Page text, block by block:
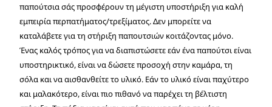
παπούτσια σάς προσφέρουν τη μέγιστη υποστήριξη για καλή
εμπειρία περπατήματος/τρεξίματος. Δεν μπορείτε να
καταλάβετε για τη στήριξη παπουτσιών κοιτάζοντας μόνο.
Ένας καλός τρόπος για να διαπιστώσετε εάν ένα παπούτσι είναι
υποστηρικτικό, είναι να δώσετε προσοχή στην καμάρα, τη
σόλα και να αισθανθείτε το υλικό. Εάν το υλικό είναι παχύτερο
και μαλακότερο, είναι πιο πιθανό να παρέχει τη βέλτιστη